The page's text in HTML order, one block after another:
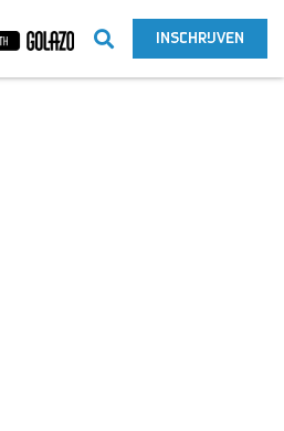
INSCHRIJVEN